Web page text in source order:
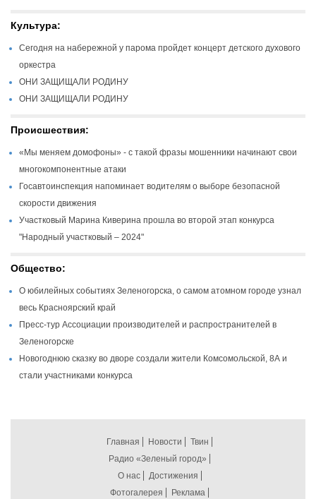
Культура:
Сегодня на набережной у парома пройдет концерт детского духового
оркестра
ОНИ ЗАЩИЩАЛИ РОДИНУ
ОНИ ЗАЩИЩАЛИ РОДИНУ
Происшествия:
«Мы меняем домофоны» - с такой фразы мошенники начинают свои
многокомпонентные атаки
Госавтоинспекция напоминает водителям о выборе безопасной
скорости движения
Участковый Марина Киверина прошла во второй этап конкурса
"Народный участковый – 2024"
Общество:
О юбилейных событиях Зеленогорска, о самом атомном городе узнал
весь Красноярский край
Пресс-тур Ассоциации производителей и распространителей в
Зеленогорске
Новогоднюю сказку во дворе создали жители Комсомольской, 8А и
стали участниками конкурса
Главная Новости
Твин
Радио «Зеленый город»
О нас
Достижения
Фотогалерея
Реклама